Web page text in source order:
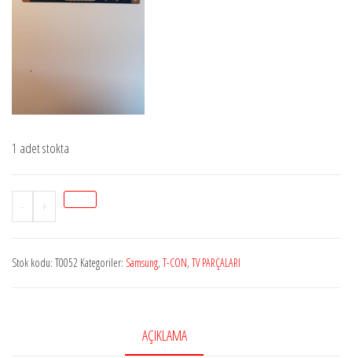
1 adet stokta
-
Stok
kodu
T320HVN03.0,
+
Stok kodu: T0052 Kategoriler: Samsung, T-CON, TV PARÇALARI
AÇIKLAMA